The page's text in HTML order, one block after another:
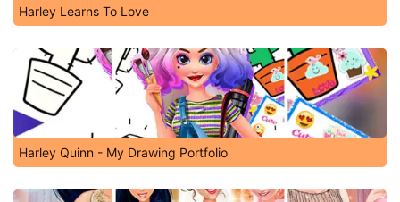
Harley Learns To Love
Harley Quinn - My Drawing Portfolio